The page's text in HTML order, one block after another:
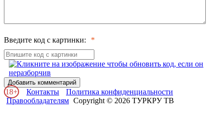
Введите код с картинки:
Добавить комментарий
18+ Контакты
Политика конфиденциальности
Правообладателям Copyright © 2026 ТУРКРУ ТВ